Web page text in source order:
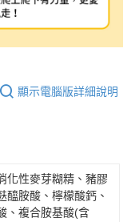
顯示電腦版詳細說明
化性麥芽糊精、豬膠
醯胺酸、檸檬酸鈣、
、複合胺基酸(含